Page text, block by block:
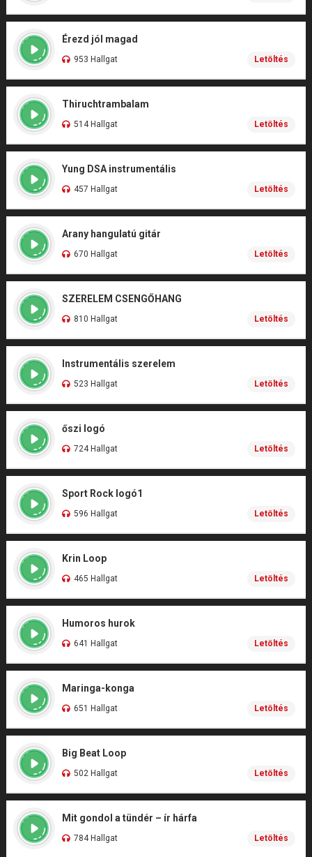
Érezd jól magad
953 Hallgat Letöltés
Thiruchtrambalam
514 Hallgat Letöltés
Yung DSA instrumentális
457 Hallgat Letöltés
Arany hangulatú gitár
670 Hallgat Letöltés
SZERELEM CSENGŐHANG
810 Hallgat Letöltés
Instrumentális szerelem
523 Hallgat Letöltés
őszi logó
724 Hallgat Letöltés
Sport Rock logó1
596 Hallgat Letöltés
Krin Loop
465 Hallgat Letöltés
Humoros hurok
641 Hallgat Letöltés
Maringa-konga
651 Hallgat Letöltés
Big Beat Loop
502 Hallgat Letöltés
Mit gondol a tündér – ír hárfa
784 Hallgat Letöltés